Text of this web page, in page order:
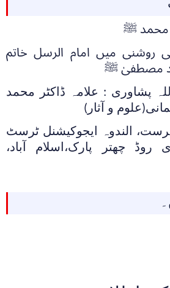
محمد ﷺ
روشنی میں امام الرسل خاتم
مصطفیٰ ﷺ
پشاوری : علامہ ڈاکٹر محمد
و آثار)
الندوہ ایجوکیشنل ٹرسٹ
روڈ چھتر پارک،اسلام آباد،